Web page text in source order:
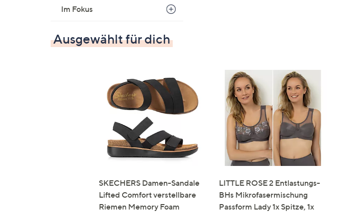
Im Fokus
Ausgewählt für dich
SKECHERS Damen-Sandale
Lifted Comfort verstellbare
Riemen Memory Foam
LITTLE ROSE 2 Entlastungs-
BHs Mikrofasermischung
Passform Lady 1x Spitze, 1x